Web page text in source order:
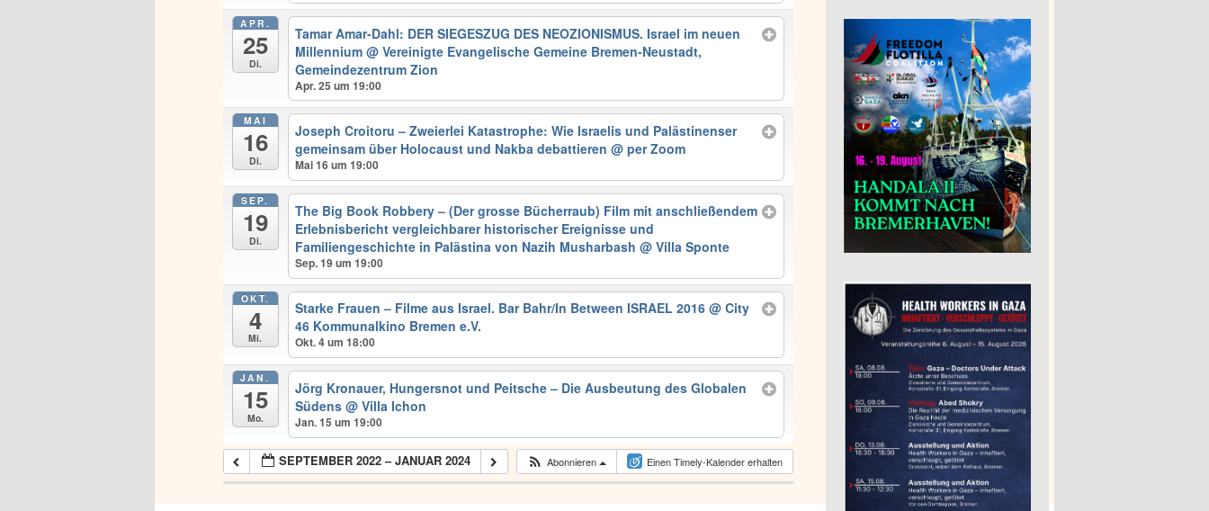
APR.
25
Di.
Tamar Amar-Dahl: DER SIEGESZUG DES NEOZIONISMUS. Israel im neuen
Millennium@ Vereinigte Evangelische Gemeine Bremen-Neustadt,
Gemeindezentrum Zion
Apr. 25 um 19:00
MAI
16
Di.
Joseph Croitoru – Zweierlei Katastrophe: Wie Israelis und Palästinenser
gemeinsam über Holocaust und Nakba debattieren@ per Zoom
Mai 16 um 19:00
SEP.
19
Di.
The Big Book Robbery – (Der grosse Bücherraub) Film mit anschließendem
Erlebnisbericht vergleichbarer historischer Ereignisse und
Familiengeschichte in Palästina von Nazih Musharbash@ Villa Sponte
Sep. 19 um 19:00
OKT.
4
Mi.
Starke Frauen – Filme aus Israel. Bar Bahr/In Between ISRAEL 2016@ City
46 Kommunalkino Bremen e.V.
Okt. 4 um 18:00
JAN.
15
Mo.
Jörg Kronauer, Hungersnot und Peitsche – Die Ausbeutung des Globalen
Südens@ Villa Ichon
Jan. 15 um 19:00
SEPTEMBER 2022 – JANUAR 2024 Abonnieren Einen Timely-Kalender erhalten